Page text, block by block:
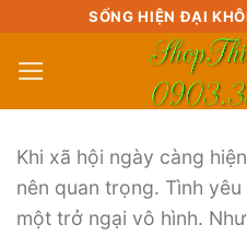
content
SỐNG HIỆN ĐẠI
Khi xã hội ngày càng
nên quan trọng. Tình
một trở ngại vô hình.